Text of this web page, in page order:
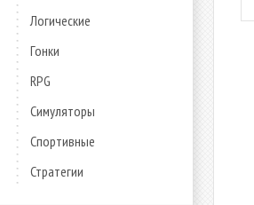
Логические
Гонки
RPG
Симуляторы
Спортивные
Стратегии